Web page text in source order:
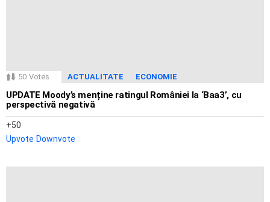
50 Votes ACTUALITATE ECONOMIE
UPDATE Moody’s menține ratingul României la ‘Baa3’, cu
perspectivă negativă
50
Upvote Downvote